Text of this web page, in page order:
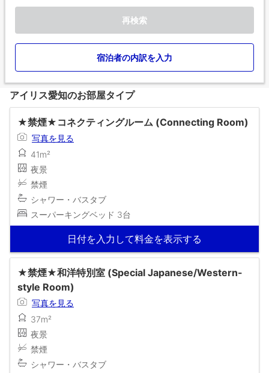
再検索
宿泊者の内訳を入力
アイリス愛知のお部屋タイプ
★禁煙★コネクティングルーム (Connecting Room)
写真を見る
41m²
夜景
禁煙
シャワー・バスタブ
スーパーキングベッド 3台
日付を入力して料金を表示する
★禁煙★和洋特別室 (Special Japanese/Western-
style Room)
写真を見る
37m²
夜景
禁煙
シャワー・バスタブ